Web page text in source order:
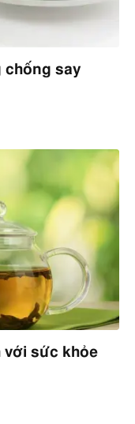
chống say
với sức khỏe